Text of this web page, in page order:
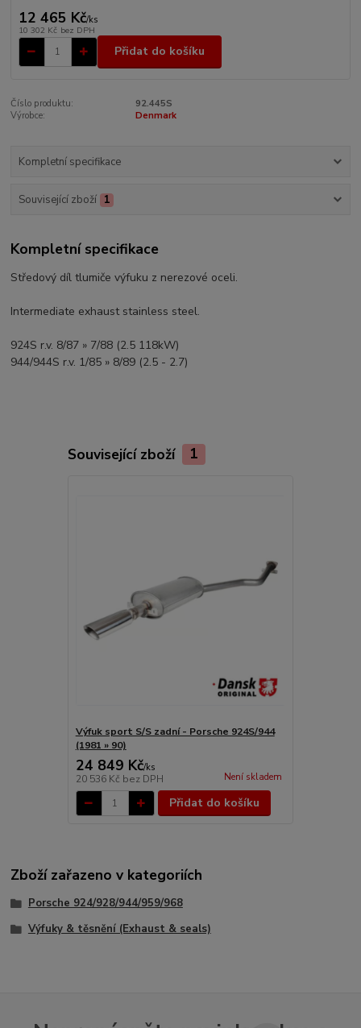
12 465 Kč/ks
10 302 Kč bez DPH
Přidat do košíku
Číslo produktu:
92.445S
Výrobce:
Denmark
Kompletní specifikace
Související zboží 1
Kompletní specifikace
Středový díl tlumiče výfuku z nerezové oceli.
Intermediate exhaust stainless steel.
924S r.v. 8/87 » 7/88 (2.5 118kW)
944/944S r.v. 1/85 » 8/89 (2.5 - 2.7)
Související zboží 1
Výfuk sport S/S zadní - Porsche 924S/944
(1981 » 90)
24 849 Kč/ks
20 536 Kč bez DPH Není skladem
Přidat do košíku
Zboží zařazeno v kategoriích
Porsche 924/928/944/959/968
Výfuky & těsnění (Exhaust & seals)